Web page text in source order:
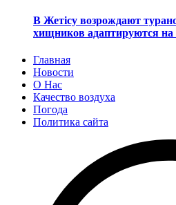
В Жетісу возрождают
хищников адаптируются
Главная
Новости
О Нас
Качество воздуха
Погода
Политика сайта